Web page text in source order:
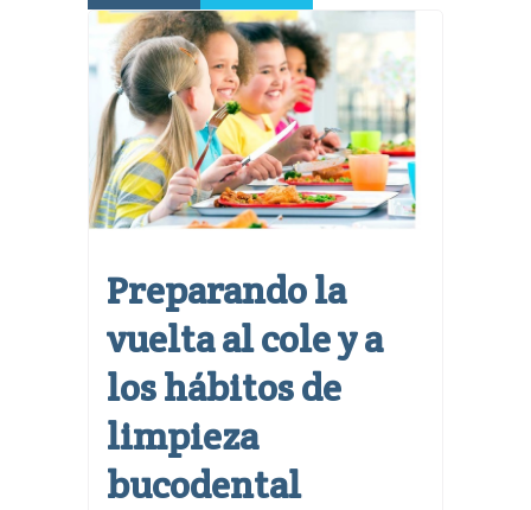
Preparando la
vuelta al cole y a
los hábitos de
limpieza
bucodental